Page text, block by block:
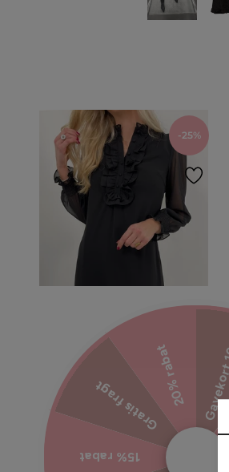
-25%
Say INA Copenhagen Kjole - Cami -
Black
499,00 kr
15% rabat
Gratis fragt20% rabat